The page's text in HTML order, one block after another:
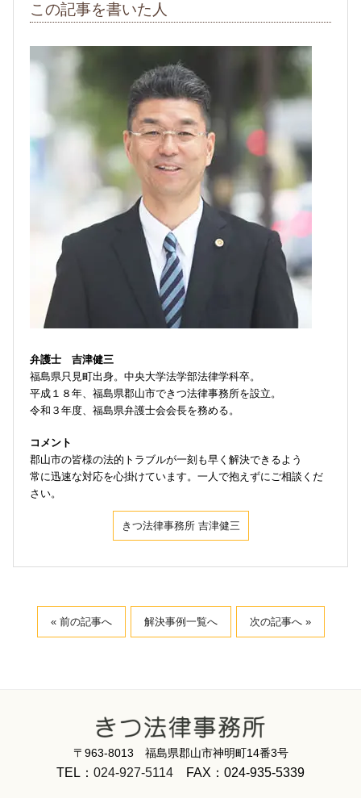
この記事を書いた人
弁護士 吉津健三
福島県只見町出身。中央大学法学部法律学科卒。
平成１８年、福島県郡山市できつ法律事務所を設立。
令和３年度、福島県弁護士会会長を務める。
コメント
郡山市の皆様の法的トラブルが一刻も早く解決できるよう
常に迅速な対応を心掛けています。一人で抱えずにご相談くだ
さい。
きつ法律事務所 吉津健三
« 前の記事へ 解決事例一覧へ 次の記事へ »
〒963-8013 福島県郡山市神明町14番3号
TEL： 024-927-5114 FAX：024-935-5339